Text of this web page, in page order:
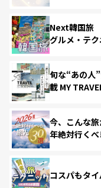
Next韓国旅
グルメ・テ
旬な“あの人
載 MY
今、こんな
年絶対行く
コスパもタ